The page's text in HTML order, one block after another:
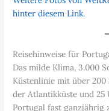
hinter diesem Link.
Reisehinweise für
Das milde Klima, 3.000
Küstenlinie mit über
der Atlantikküste und 25
Portugal fast ganzjährig